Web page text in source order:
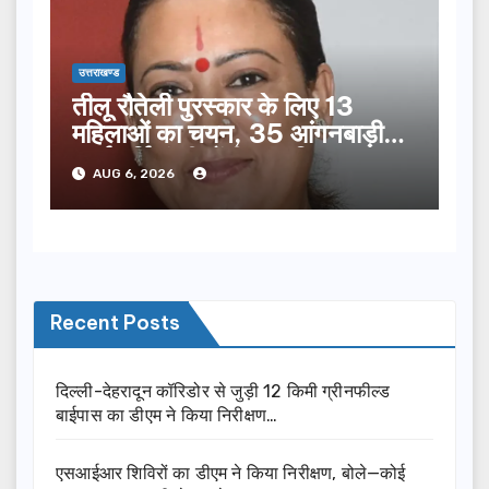
उत्तराखण्ड
तीलू रौतेली पुरस्कार के लिए 13
महिलाओं का चयन, 35 आंगनबाड़ी
कार्यकर्तियां भी होंगी सम्मानित…
AUG 6, 2026
Recent Posts
दिल्ली-देहरादून कॉरिडोर से जुड़ी 12 किमी ग्रीनफील्ड
बाईपास का डीएम ने किया निरीक्षण…
एसआईआर शिविरों का डीएम ने किया निरीक्षण, बोले—कोई